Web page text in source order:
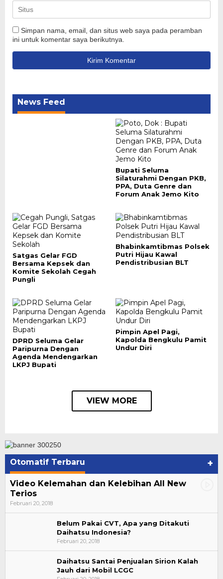
Simpan nama, email, dan situs web saya pada peramban
ini untuk komentar saya berikutnya.
News Feed
Bupati Seluma
Silaturahmi Dengan PKB,
PPA, Duta Genre dan
Forum Anak Jemo Kito
Satgas Gelar FGD
Bersama Kepsek dan
Komite Sekolah Cegah
Pungli
Bhabinkamtibmas Polsek
Putri Hijau Kawal
Pendistribusian BLT
DPRD Seluma Gelar
Paripurna Dengan
Agenda Mendengarkan
LKPJ Bupati
Pimpin Apel Pagi,
Kapolda Bengkulu Pamit
Undur Diri
VIEW MORE
Otomatif Terbaru +
Video Kelemahan dan Kelebihan All New
Terios
Februari 20, 2018
Belum Pakai CVT, Apa yang Ditakuti
Daihatsu Indonesia?
Februari 20, 2018
Daihatsu Santai Penjualan Sirion Kalah
Jauh dari Mobil LCGC